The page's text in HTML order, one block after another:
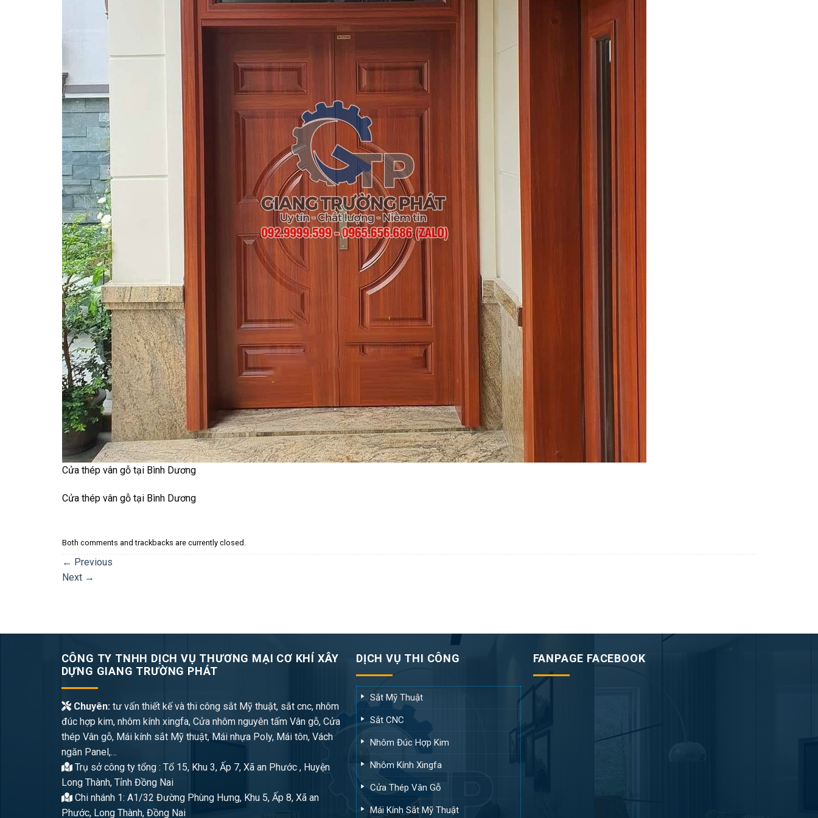
Cửa thép vân gỗ tại Bình Dương
Cửa thép vân gỗ tại Bình Dương
Both comments and trackbacks are currently closed.
← Previous
Next →
CÔNG TY TNHH DỊCH VỤ THƯƠNG MẠI CƠ KHÍ XÂY
DỰNG GIANG TRƯỜNG PHÁT
Chuyên:tư vấn thiết kế và thi công sắt Mỹ thuật, sắt cnc, nhôm
đúc hợp kim, nhôm kính xingfa, Cửa nhôm nguyên tấm Vân gỗ, Cửa
thép Vân gỗ, Mái kính sắt Mỹ thuật, Mái nhựa Poly, Mái tôn, Vách
ngăn Panel,…
Trụ sở công ty tổng : Tổ 15, Khu 3, Ấp 7, Xã an Phước , Huyện
Long Thành, Tỉnh Đồng Nai
Chi nhánh 1: A1/32 Đường Phùng Hưng, Khu 5, Ấp 8, Xã an
Phước, Long Thành, Đồng Nai
DỊCH VỤ THI CÔNG
Sắt Mỹ Thuật
Sắt CNC
Nhôm Đúc Hợp Kim
Nhôm Kính Xingfa
Cửa Thép Vân Gỗ
Mái Kính Sắt Mỹ Thuật
FANPAGE FACEBOOK